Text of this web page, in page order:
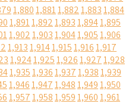
1,8801,8811,8821,8831,884
1,8911,8921,8931,8941,895
1,9021,9031,9041,9051,906
1,9131,9141,9151,9161,917
1,9241,9251,9261,9271,928
1,9351,9361,9371,9381,939
1,9461,9471,9481,9491,950
1,9571,9581,9591,9601,961